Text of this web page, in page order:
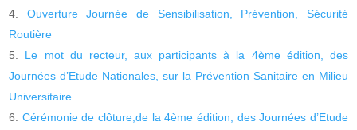
Ouverture Journée de Sensibilisation, Prévention, Sécurité
Routière
Le mot du recteur, aux participants à la 4ème édition, des
Journées d’Etude Nationales, sur la Prévention Sanitaire en Milieu
Universitaire
Cérémonie de clôture,de la 4ème édition, des Journées d’Etude